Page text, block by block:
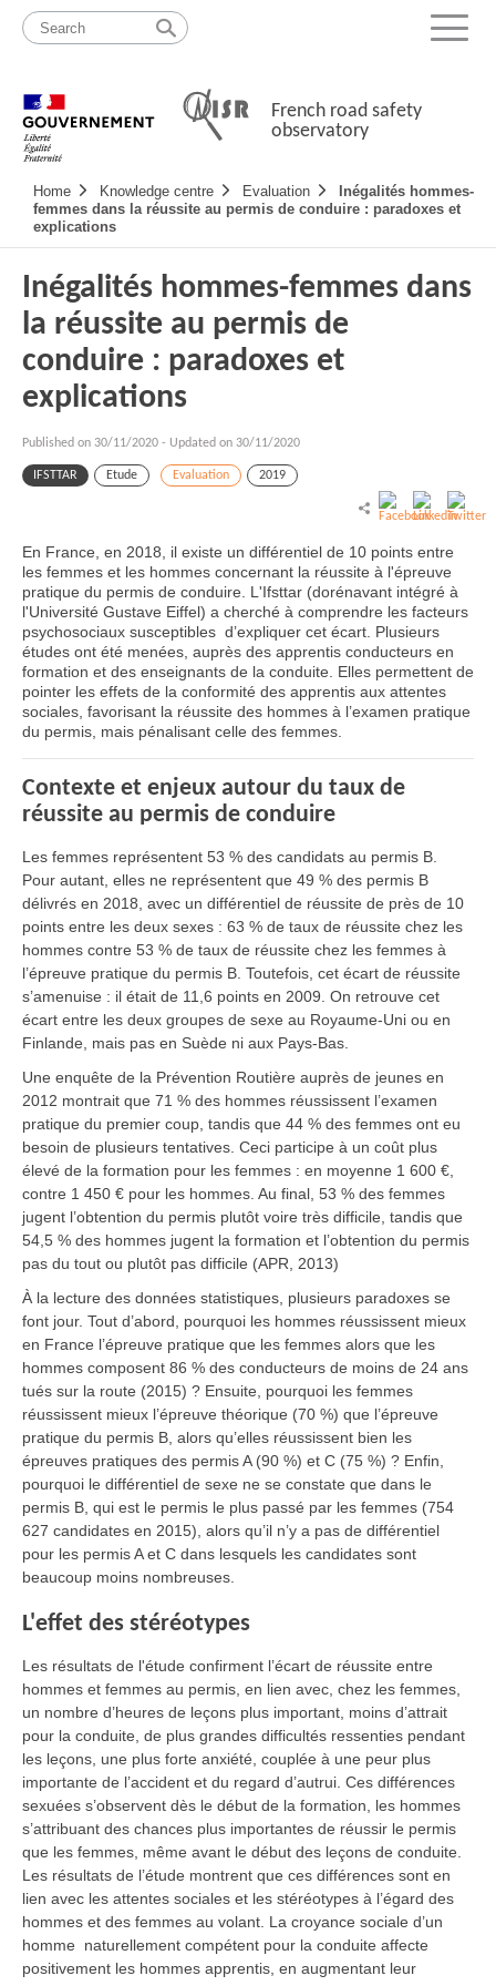
content
map
Menu
French road safety
observatory
Navigation
principale
Home Knowledge centre Evaluation
Inégalités hommes-
femmes dans la réussite au permis de conduire : paradoxes et
explications
Inégalités hommes-femmes dans
la réussite au permis de
conduire : paradoxes et
explications
Published on 30/11/2020 - Updated on 30/11/2020
IFSTTAR Etude Evaluation 2019
En France, en 2018, il existe un différentiel de 10 points entre
les femmes et les hommes concernant la réussite à l'épreuve
pratique du permis de conduire. L'Ifsttar (dorénavant intégré à
l'Université Gustave Eiffel) a cherché à comprendre les facteurs
psychosociaux susceptibles d’expliquer cet écart. Plusieurs
études ont été menées, auprès des apprentis conducteurs en
formation et des enseignants de la conduite. Elles permettent de
pointer les effets de la conformité des apprentis aux attentes
sociales, favorisant la réussite des hommes à l’examen pratique
du permis, mais pénalisant celle des femmes.
Contexte et enjeux autour du taux de
réussite au permis de conduire
Les femmes représentent 53 % des candidats au permis B.
Pour autant, elles ne représentent que 49 % des permis B
délivrés en 2018, avec un différentiel de réussite de près de 10
points entre les deux sexes : 63 % de taux de réussite chez les
hommes contre 53 % de taux de réussite chez les femmes à
l’épreuve pratique du permis B. Toutefois, cet écart de réussite
s’amenuise : il était de 11,6 points en 2009. On retrouve cet
écart entre les deux groupes de sexe au Royaume-Uni ou en
Finlande, mais pas en Suède ni aux Pays-Bas.
Une enquête de la Prévention Routière auprès de jeunes en
2012 montrait que 71 % des hommes réussissent l’examen
pratique du premier coup, tandis que 44 % des femmes ont eu
besoin de plusieurs tentatives. Ceci participe à un coût plus
élevé de la formation pour les femmes : en moyenne 1 600 €,
contre 1 450 € pour les hommes. Au final, 53 % des femmes
jugent l’obtention du permis plutôt voire très difficile, tandis que
54,5 % des hommes jugent la formation et l’obtention du permis
pas du tout ou plutôt pas difficile (APR, 2013)
À la lecture des données statistiques, plusieurs paradoxes se
font jour. Tout d’abord, pourquoi les hommes réussissent mieux
en France l’épreuve pratique que les femmes alors que les
hommes composent 86 % des conducteurs de moins de 24 ans
tués sur la route (2015) ? Ensuite, pourquoi les femmes
réussissent mieux l’épreuve théorique (70 %) que l’épreuve
pratique du permis B, alors qu’elles réussissent bien les
épreuves pratiques des permis A (90 %) et C (75 %) ? Enfin,
pourquoi le différentiel de sexe ne se constate que dans le
permis B, qui est le permis le plus passé par les femmes (754
627 candidates en 2015), alors qu’il n’y a pas de différentiel
pour les permis A et C dans lesquels les candidates sont
beaucoup moins nombreuses.
L'effet des stéréotypes
Les résultats de l'étude confirment l’écart de réussite entre
hommes et femmes au permis, en lien avec, chez les femmes,
un nombre d’heures de leçons plus important, moins d’attrait
pour la conduite, de plus grandes difficultés ressenties pendant
les leçons, une plus forte anxiété, couplée à une peur plus
importante de l’accident et du regard d’autrui. Ces différences
sexuées s’observent dès le début de la formation, les hommes
s’attribuant des chances plus importantes de réussir le permis
que les femmes, même avant le début des leçons de conduite.
Les résultats de l’étude montrent que ces différences sont en
lien avec les attentes sociales et les stéréotypes à l’égard des
hommes et des femmes au volant. La croyance sociale d’un
homme naturellement compétent pour la conduite affecte
positivement les hommes apprentis, en augmentant leur